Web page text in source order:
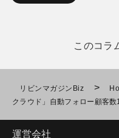
このコラ
リビンマガジンBiz >
クラウド」自動フォロー顧客数
運営会社